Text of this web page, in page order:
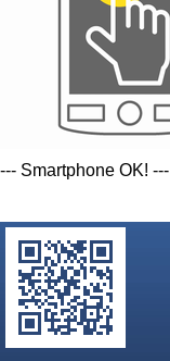
--- Smartphone OK! ---